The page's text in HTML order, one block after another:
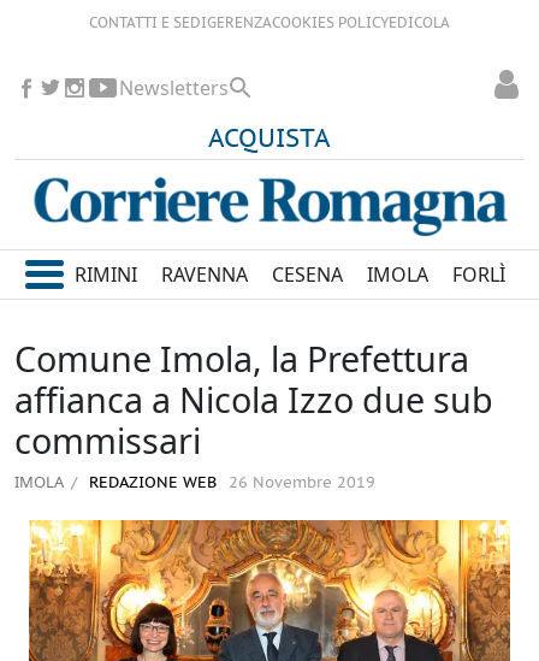
CONTATTI E SEDIGERENZACOOKIES POLICYEDICOLA
ACQUISTA
Newsletters
RIMINI RAVENNA CESENA IMOLA FORLÌ
Comune Imola, la Prefettura
affianca a Nicola Izzo due sub
commissari
IMOLA REDAZIONE WEB 26 Novembre 2019